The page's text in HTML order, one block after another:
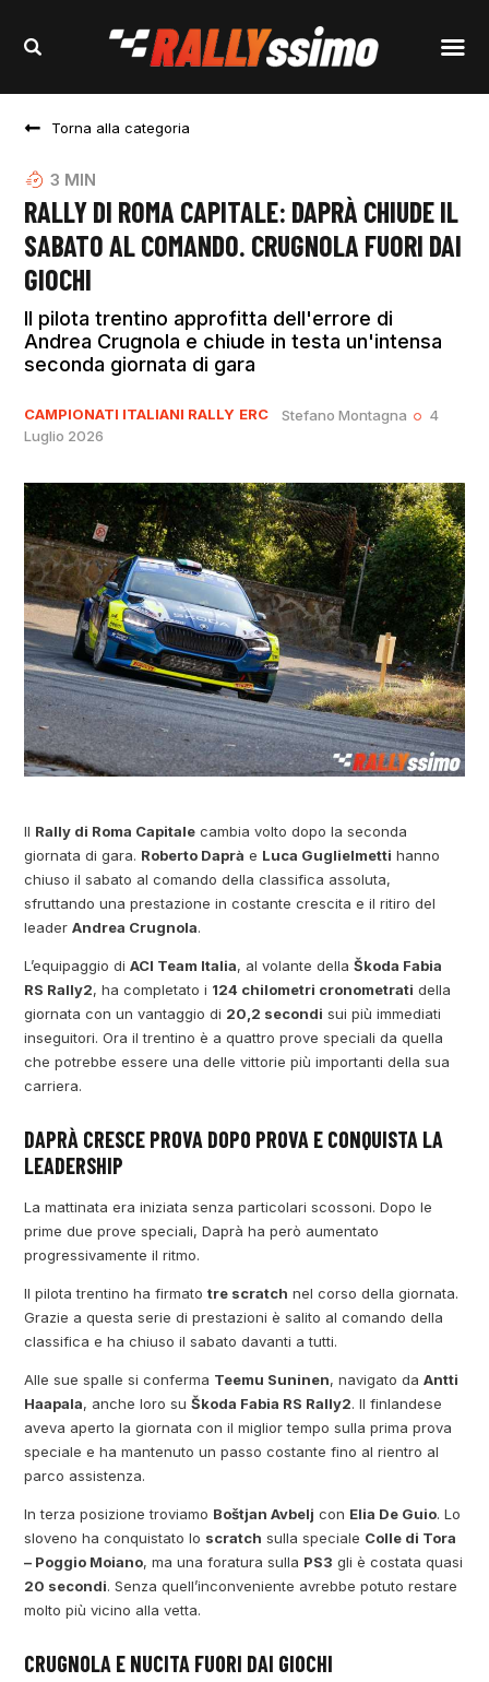
Torna alla categoria
3 MIN
RALLY DI ROMA CAPITALE: DAPRÀ CHIUDE IL
SABATO AL COMANDO. CRUGNOLA FUORI DAI
GIOCHI
Il pilota trentino approfitta dell'errore di
Andrea Crugnola e chiude in testa un'intensa
seconda giornata di gara
CAMPIONATI ITALIANI RALLY ERC Stefano Montagna
4
Luglio 2026
Il Rally di Roma Capitale cambia volto dopo la seconda
giornata di gara. Roberto Daprà e Luca Guglielmetti hanno
chiuso il sabato al comando della classifica assoluta,
sfruttando una prestazione in costante crescita e il ritiro del
leaderAndrea Crugnola.
L’equipaggio diACI Team Italia, al volante dellaŠkoda Fabia
RS Rally2, ha completato i 124 chilometri cronometrati della
giornata con un vantaggio di 20,2 secondi sui più immediati
inseguitori. Ora il trentino è a quattro prove speciali da quella
che potrebbe essere una delle vittorie più importanti della sua
carriera.
DAPRÀ CRESCE PROVA DOPO PROVA E CONQUISTA LA
LEADERSHIP
La mattinata era iniziata senza particolari scossoni. Dopo le
prime due prove speciali, Daprà ha però aumentato
progressivamente il ritmo.
Il pilota trentino ha firmatotre scratch nel corso della giornata.
Grazie a questa serie di prestazioni è salito al comando della
classifica e ha chiuso il sabato davanti a tutti.
Alle sue spalle si conferma Teemu Suninen, navigato daAntti
Haapala, anche loro suŠkoda Fabia RS Rally2. Il finlandese
aveva aperto la giornata con il miglior tempo sulla prima prova
speciale e ha mantenuto un passo costante fino al rientro al
parco assistenza.
In terza posizione troviamo Boštjan Avbelj con Elia De Guio. Lo
sloveno ha conquistato lo scratch sulla speciale Colle di Tora
– Poggio Moiano, ma una foratura sulla PS3 gli è costata quasi
20 secondi. Senza quell’inconveniente avrebbe potuto restare
molto più vicino alla vetta.
CRUGNOLA E NUCITA FUORI DAI GIOCHI